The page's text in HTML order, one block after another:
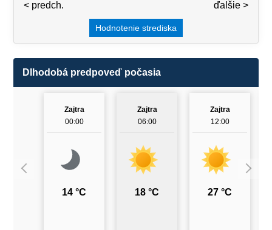
ďalšie >
< predch.
Hodnotenie strediska
Dlhodobá predpoveď počasia
Zajtra
00:00
14 °C
Zajtra
06:00
18 °C
Zajtra
12:00
27 °C